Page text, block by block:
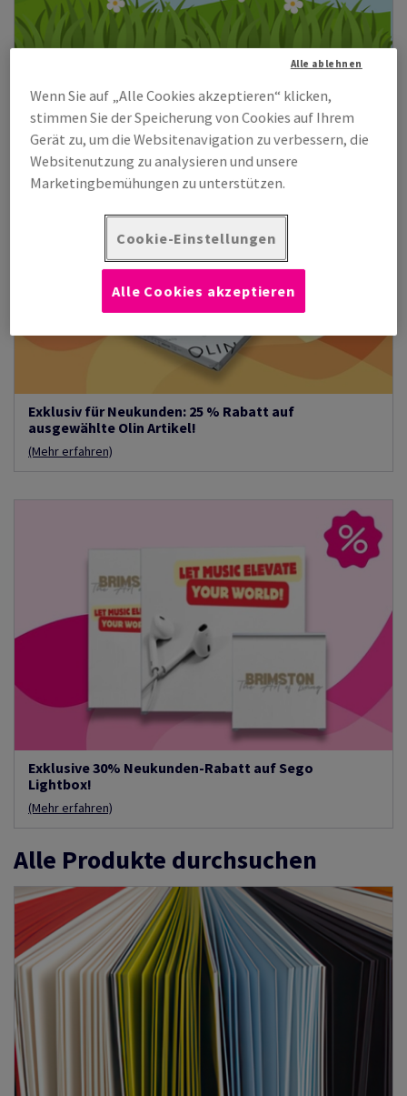
Recycling-Papiere kaufen und Bienenpate werden?
(Mehr erfahren)
Exklusiv für Neukunden: 25 % Rabatt auf
ausgewählte Olin Artikel!
(Mehr erfahren)
Exklusive 30% Neukunden-Rabatt auf Sego
Lightbox!
(Mehr erfahren)
Alle Produkte durchsuchen
Wenn Sie auf „Alle Cookies akzeptieren“ klicken,
stimmen Sie der Speicherung von Cookies auf Ihrem
Gerät zu, um die Websitenavigation zu verbessern, die
Websitenutzung zu analysieren und unsere
Marketingbemühungen zu unterstützen.
Cookie-Einstellungen
Alle ablehnen
Alle Cookies akzeptieren